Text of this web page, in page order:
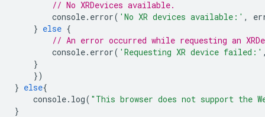
// No XRDevices available.
console. error( 'No XR devices available:' ,
} else {
// An error occurred while requesting an
console. error( 'Requesting XR device failed:'
}
})
} else{
console. log( "This browser does not support the
}